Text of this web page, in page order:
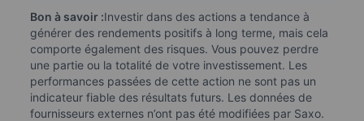
Bon à savoir :Investir dans des actions a tendance à
générer des rendements positifs à long terme, mais cela
comporte également des risques. Vous pouvez perdre
une partie ou la totalité de votre investissement. Les
performances passées de cette action ne sont pas un
indicateur fiable des résultats futurs. Les données de
fournisseurs externes n’ont pas été modifiées par Saxo.